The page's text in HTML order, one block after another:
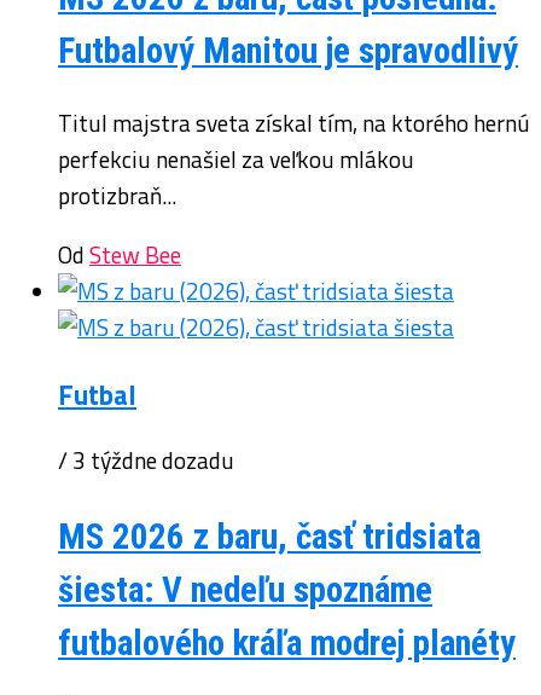
Futbalový Manitou je spravodlivý
Titul majstra sveta získal tím, na ktorého hernú
perfekciu nenašiel za veľkou mlákou
protizbraň...
OdStew Bee
Futbal
/ 3 týždne dozadu
MS 2026 z baru, časť tridsiata
šiesta: V nedeľu spoznáme
futbalového kráľa modrej planéty